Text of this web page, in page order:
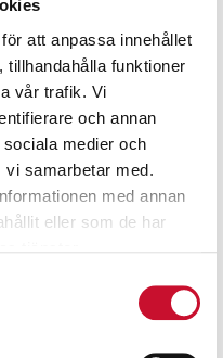
att anpassa innehållet
tillhandahålla funktioner
vår trafik. Vi
och annan
medier och
vi samarbetar med.
med annan
eller som de har